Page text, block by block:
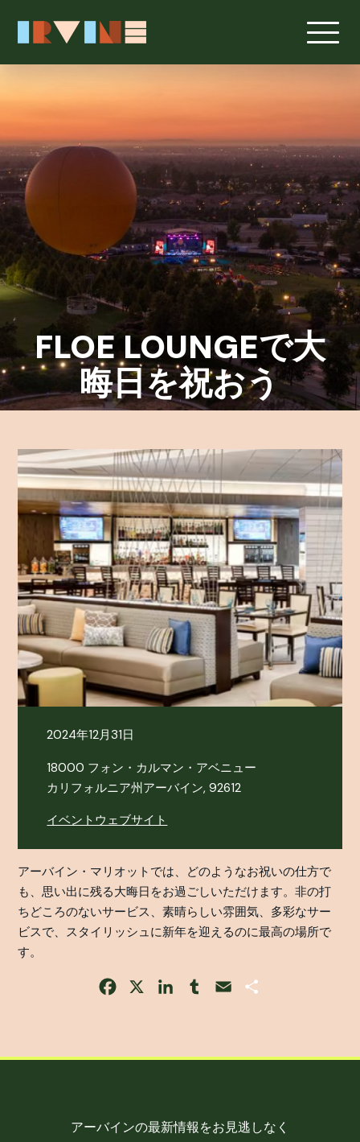
FLOE LOUNGEで大
晦日を祝おう
2024年12月31日
18000 フォン・カルマン・アベニュー
カリフォルニア州アーバイン, 92612
イベントウェブサイト
アーバイン・マリオットでは、どのようなお祝いの仕方で
も、思い出に残る大晦日をお過ごしいただけます。非の打
ちどころのないサービス、素晴らしい雰囲気、多彩なサー
ビスで、スタイリッシュに新年を迎えるのに最高の場所で
す。
Facebook LinkedInTumblrEmail
アーバインの最新情報をお見逃しなく